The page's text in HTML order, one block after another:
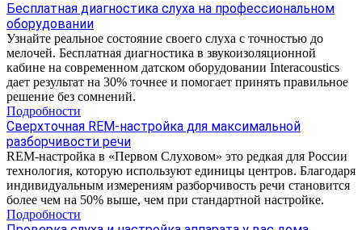
Бесплатная диагностика слуха на профессиональном
оборудовании
Узнайте реальное состояние своего слуха с точностью до
мелочей. Бесплатная диагностика в звукоизоляционной
кабине на современном датском оборудовании Interacoustics
дает результат на 30% точнее и помогает принять правильное
решение без сомнений.
Подробности
Сверхточная REM-настройка для максимальной
разборчивости речи
REM-настройка в «Первом Слуховом» это редкая для России
технология, которую используют единицы центров. Благодаря
индивидуальным измерениям разборчивость речи становится
более чем на 50% выше, чем при стандартной настройке.
Подробности